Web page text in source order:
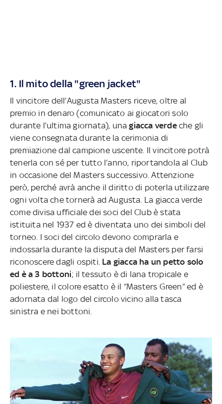
1. Il mito della "green jacket"
Il vincitore dell’Augusta Masters riceve, oltre al
premio in denaro (comunicato ai giocatori solo
durante l’ultima giornata), una giacca verdeche gli
viene consegnata durante la cerimonia di
premiazione dal campione uscente. Il vincitore potrà
tenerla con sé per tutto l’anno, riportandola al Club
in occasione del Masters successivo. Attenzione
però, perché avrà anche il diritto di poterla utilizzare
ogni volta che tornerà ad Augusta. La giacca verde
come divisa ufficiale dei soci del Club è stata
istituita nel 1937 ed è diventata uno dei simboli del
torneo. I soci del circolo devono comprarla e
indossarla durante la disputa del Masters per farsi
riconoscere dagli ospiti. La giacca ha un petto solo
ed è a 3 bottoni; il tessuto è di lana tropicale e
poliestere, il colore esatto è il “Masters Green” ed è
adornata dal logo del circolo vicino alla tasca
sinistra e nei bottoni.